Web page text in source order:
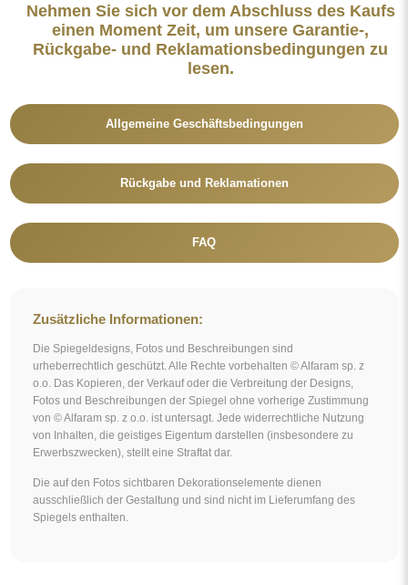
Nehmen Sie sich vor dem Abschluss des Kaufs
einen Moment Zeit, um unsere Garantie-,
Rückgabe- und Reklamationsbedingungen zu
lesen.
Allgemeine Geschäftsbedingungen
Rückgabe und Reklamationen
FAQ
Zusätzliche Informationen:
Die Spiegeldesigns, Fotos und Beschreibungen sind
urheberrechtlich geschützt. Alle Rechte vorbehalten © Alfaram sp. z
o.o. Das Kopieren, der Verkauf oder die Verbreitung der Designs,
Fotos und Beschreibungen der Spiegel ohne vorherige Zustimmung
von © Alfaram sp. z o.o. ist untersagt. Jede widerrechtliche Nutzung
von Inhalten, die geistiges Eigentum darstellen (insbesondere zu
Erwerbszwecken), stellt eine Straftat dar.
Die auf den Fotos sichtbaren Dekorationselemente dienen
ausschließlich der Gestaltung und sind nicht im Lieferumfang des
Spiegels enthalten.